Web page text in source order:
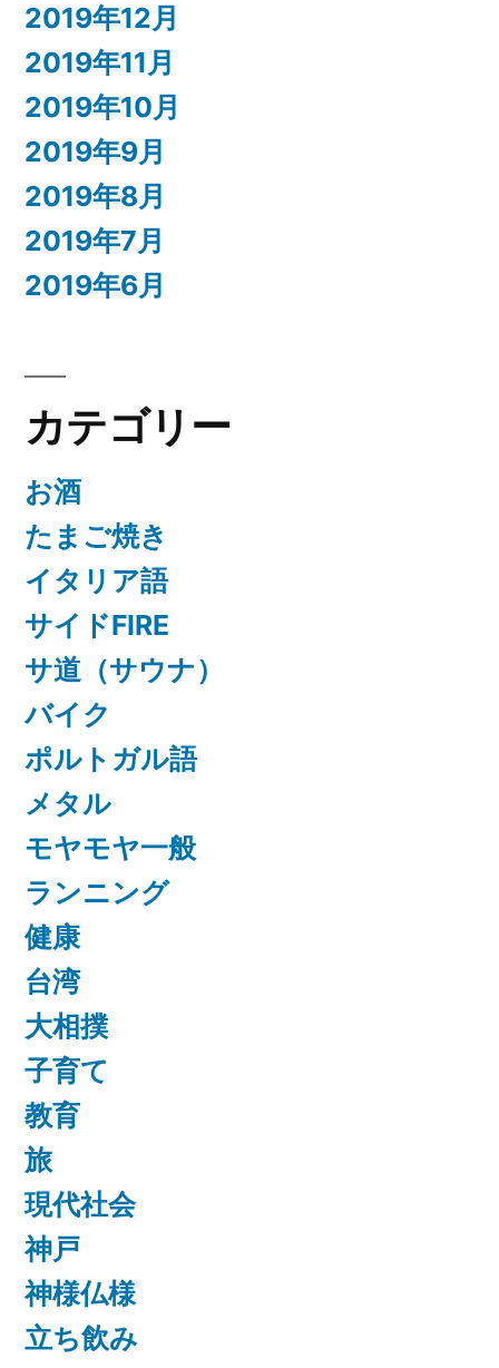
2019年12月
2019年11月
2019年10月
2019年9月
2019年8月
2019年7月
2019年6月
カテゴリー
お酒
たまご焼き
イタリア語
サイドFIRE
サ道（サウナ）
バイク
ポルトガル語
メタル
モヤモヤ一般
ランニング
健康
台湾
大相撲
子育て
教育
旅
現代社会
神戸
神様仏様
立ち飲み